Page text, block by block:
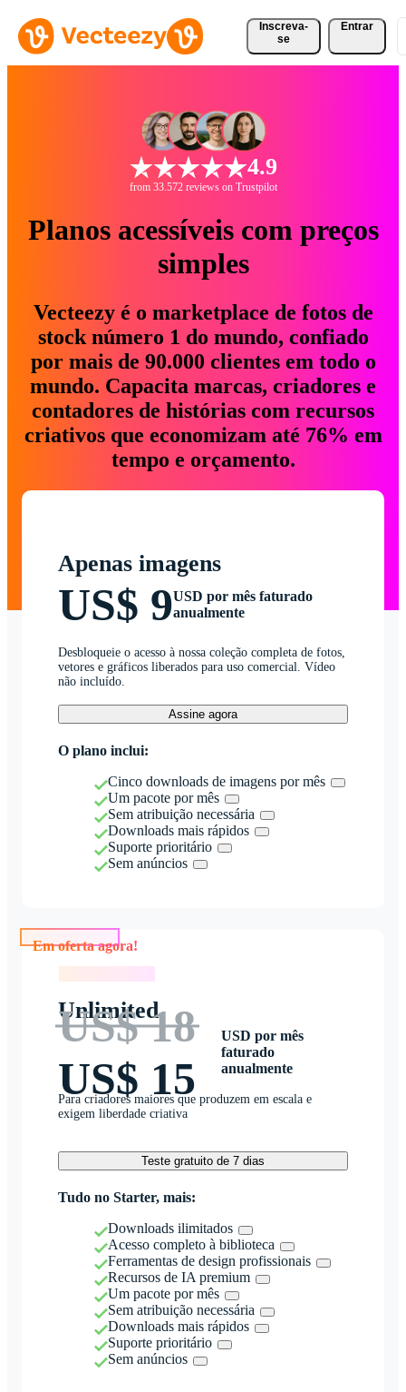
Inscreva-
se
Entrar
4.9
from 33.572 reviews on Trustpilot
Planos acessíveis com preços
simples
Vecteezy é o marketplace de fotos de
stock número 1 do mundo, confiado
por mais de 90.000 clientes em todo o
mundo. Capacita marcas, criadores e
contadores de histórias com recursos
criativos que economizam até 76% em
tempo e orçamento.
Apenas imagens
US$ 9USD por mês faturado
anualmente
Desbloqueie o acesso à nossa coleção completa de fotos,
vetores e gráficos liberados para uso comercial. Vídeo
não incluído.
Assine agora
O plano inclui:
Cinco downloads de imagens por mês
Um pacote por mês
Sem atribuição necessária
Downloads mais rápidos
Suporte prioritário
Sem anúncios
Unlimited
US$ 18
US$ 15
USD por mês
faturado
anualmente
Para criadores maiores que produzem em escala e
exigem liberdade criativa
Teste gratuito de 7 dias
Tudo no Starter, mais:
Downloads ilimitados
Acesso completo à biblioteca
Ferramentas de design profissionais
Recursos de IA premium
Um pacote por mês
Sem atribuição necessária
Downloads mais rápidos
Suporte prioritário
Sem anúncios